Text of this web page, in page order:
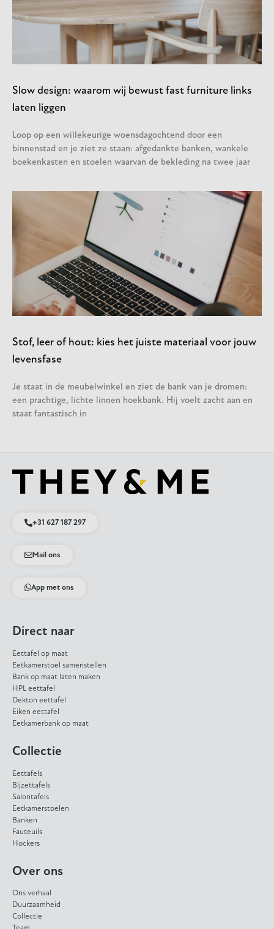
Slow design: waarom wij bewust fast furniture links
laten liggen
Loop op een willekeurige woensdagochtend door een
binnenstad en je ziet ze staan: afgedankte banken, wankele
boekenkasten en stoelen waarvan de bekleding na twee jaar
Stof, leer of hout: kies het juiste materiaal voor jouw
levensfase
Je staat in de meubelwinkel en ziet de bank van je dromen:
een prachtige, lichte linnen hoekbank. Hij voelt zacht aan en
staat fantastisch in
+31 627 187 297
Mail ons
App met ons
Direct naar
Eettafel op maat
Eetkamerstoel samenstellen
Bank op maat laten maken
HPL eettafel
Dekton eettafel
Eiken eettafel
Eetkamerbank op maat
Collectie
Eettafels
Bijzettafels
Salontafels
Eetkamerstoelen
Banken
Fauteuils
Hockers
Over ons
Ons verhaal
Duurzaamheid
Collectie